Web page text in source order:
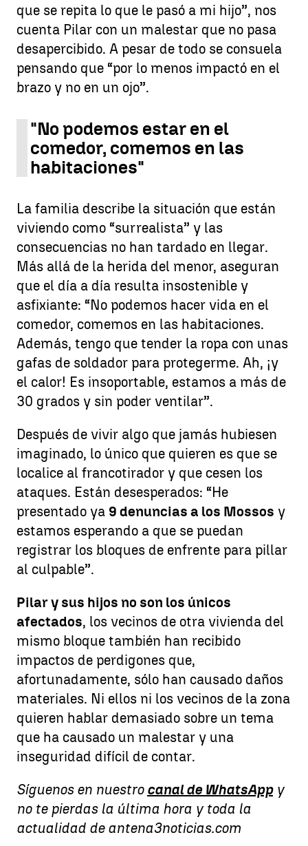
que se repita lo que le pasó a mi hijo”, nos
cuenta Pilar con un malestar que no pasa
desapercibido. A pesar de todo se consuela
pensando que “por lo menos impactó en el
brazo y no en un ojo”.
"No podemos estar en el
comedor, comemos en las
habitaciones"
La familia describe la situación que están
viviendo como “surrealista” y las
consecuencias no han tardado en llegar.
Más allá de la herida del menor, aseguran
que el día a día resulta insostenible y
asfixiante: “No podemos hacer vida en el
comedor, comemos en las habitaciones.
Además, tengo que tender la ropa con unas
gafas de soldador para protegerme. Ah, ¡y
el calor! Es insoportable, estamos a más de
30 grados y sin poder ventilar”.
Después de vivir algo que jamás hubiesen
imaginado, lo único que quieren es que se
localice al francotirador y que cesen los
ataques. Están desesperados: “He
presentado ya 9 denuncias a los Mossos y
estamos esperando a que se puedan
registrar los bloques de enfrente para pillar
al culpable”.
Pilar y sus hijos no son los únicos
afectados, los vecinos de otra vivienda del
mismo bloque también han recibido
impactos de perdigones que,
afortunadamente, sólo han causado daños
materiales. Ni ellos ni los vecinos de la zona
quieren hablar demasiado sobre un tema
que ha causado un malestar y una
inseguridad difícil de contar.
Síguenos en nuestro canal de WhatsAppy
no te pierdas la última hora y toda la
actualidad de antena3noticias.com